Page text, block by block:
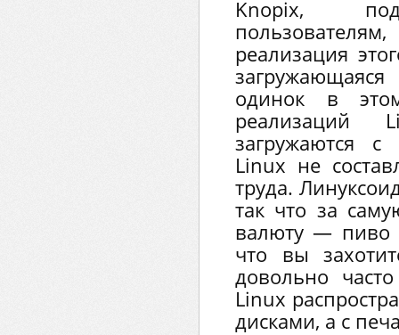
Knopix,
реализация
одинок в
реализаций
загружаются с
Linux не
труда.
так что за
валюту — пиво
что вы
довольно
Linux
дисками, а с